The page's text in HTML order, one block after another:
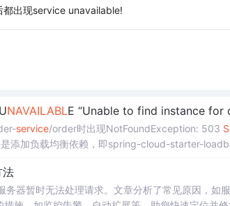
都出现service unavailable!
NAVAILABLE “Unable to find instance for
service/order时出现NotFoundException: 503
添加负载均衡依赖，即spring-cloud-starter-
法
务器暂时无法处理请求。文章分析了常见原因，如